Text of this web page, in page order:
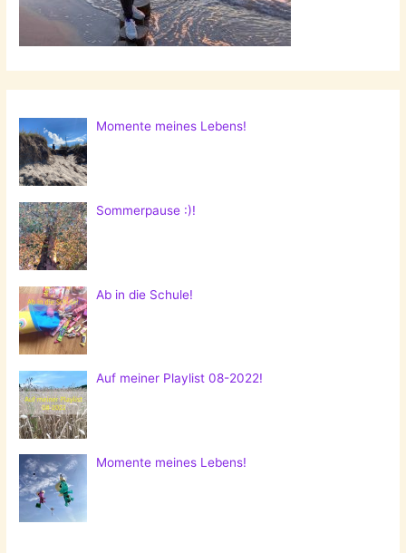
Momente meines Lebens!
Sommerpause :)!
Ab in die Schule!
Auf meiner Playlist 08-2022!
Momente meines Lebens!